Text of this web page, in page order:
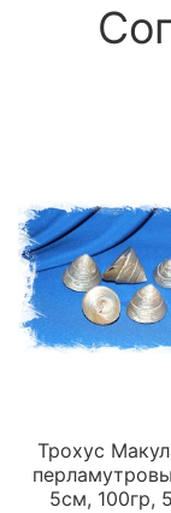
Трохус
5см, 100гр,